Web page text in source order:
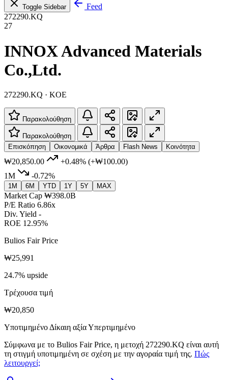
Toggle Sidebar
Feed
272290.KQ
27
INNOX Advanced Materials
Co.,Ltd.
272290.KQ · KOE
Παρακολούθηση
Παρακολούθηση
Επισκόπηση
Οικονομικά Άρθρα Flash News Κοινότητα
₩20,850.00 +0.48% (+₩100.00)
1M
-0.72%
1M 6M YTD 1Y 5Y MAX
Market Cap ₩398.0B
P/E Ratio 6.86x
Div. Yield -
ROE 12.95%
Bulios Fair Price
₩25,991
24.7% upside
Τρέχουσα τιμή
₩20,850
Υποτιμημένο Δίκαιη αξίαΥπερτιμημένο
Σύμφωνα με το Bulios Fair Price, η μετοχή 272290.KQ είναι αυτή
τη στιγμή υποτιμημένη σε σχέση με την αγοραία τιμή της. Πώς
λειτουργεί;